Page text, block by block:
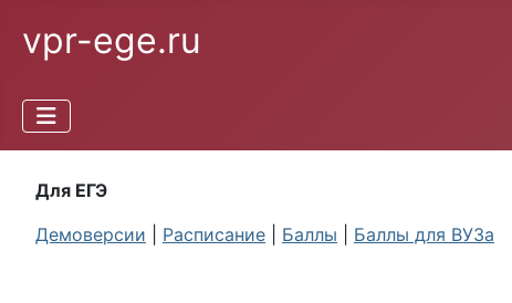
vpr-ege.ru
Для ЕГЭ
Демоверсии
Расписание Баллы Баллы для ВУЗа